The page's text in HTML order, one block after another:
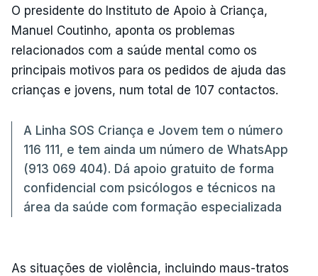
O presidente do Instituto de Apoio à Criança,
Manuel Coutinho, aponta os problemas
relacionados com a saúde mental como os
principais motivos para os pedidos de ajuda das
crianças e jovens, num total de 107 contactos.
A Linha SOS Criança e Jovem tem o número
116 111, e tem ainda um número de WhatsApp
(913 069 404). Dá apoio gratuito de forma
confidencial com psicólogos e técnicos na
área da saúde com formação especializada
As situações de violência, incluindo maus-tratos